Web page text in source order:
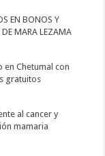
EN BONOS Y
DE MARA LEZAMA
Chetumal con
gratuitos
al cancer y
mamaria